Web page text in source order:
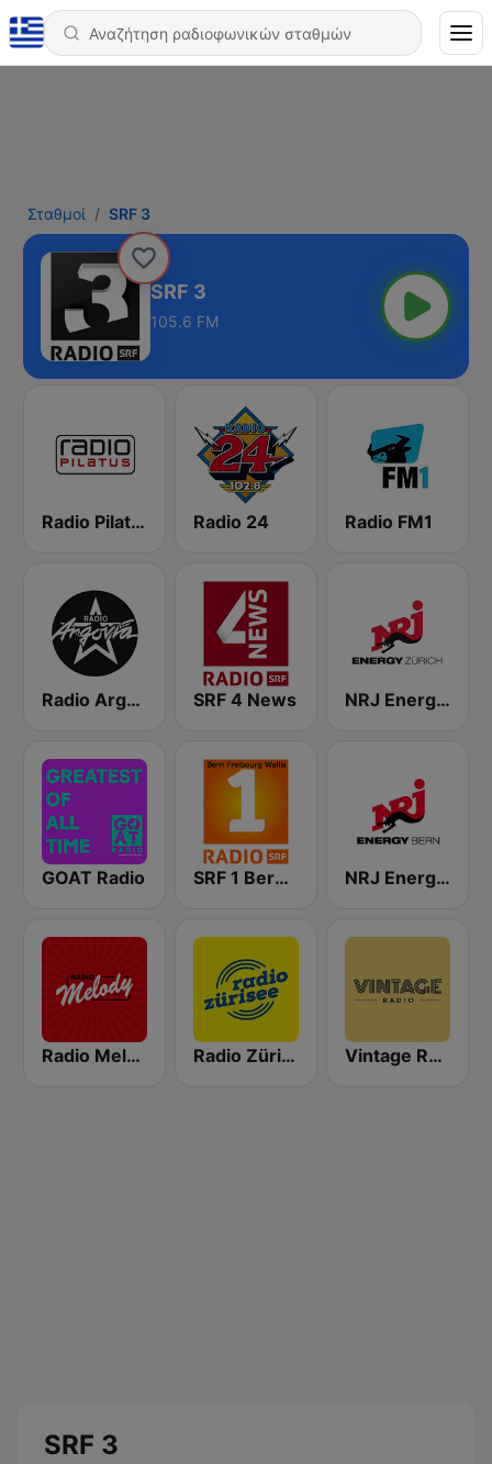
Σταθμοί SRF 3
SRF 3
105.6 FM
Radio Pilatus Radio 24 Radio FM1
Radio Argovia SRF 4 News NRJ Energy Zürich
GOAT Radio SRF 1 Bern Freibourg Wallis NRJ Energy Bern
Radio Melody Schweiz Radio Zürisee Vintage Radio
SRF 3